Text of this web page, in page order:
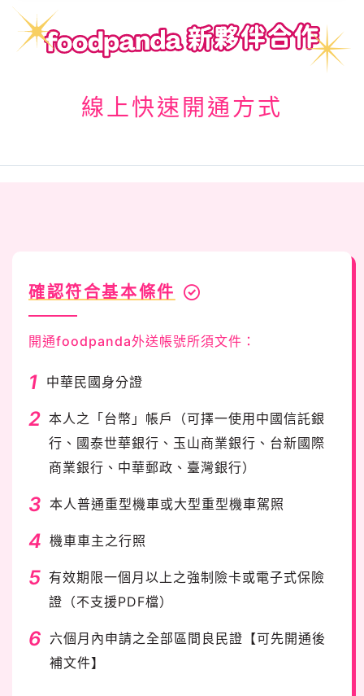
線上快速開通方式
確認符合基本條件
開通foodpanda外送帳號所須文件：
1 中華民國身分證
2 本人之「台幣」帳戶（可擇一使用中國信託銀
行、國泰世華銀行、玉山商業銀行、台新國際
商業銀行、中華郵政、臺灣銀行）
3 本人普通重型機車或大型重型機車駕照
4 機車車主之行照
5 有效期限一個月以上之強制險卡或電子式保險
證（不支援PDF檔）
6 六個月內申請之全部區間良民證【可先開通後
補文件】